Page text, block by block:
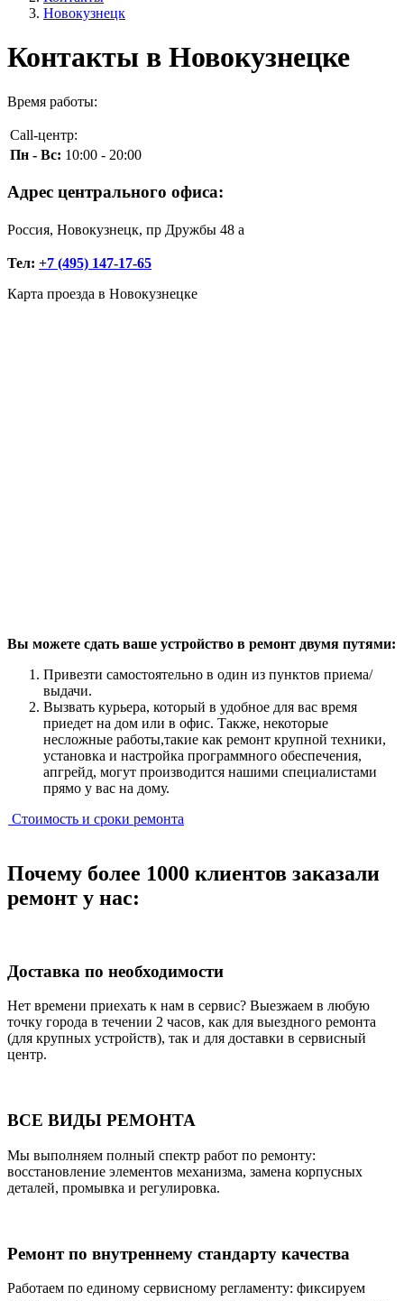
Новокузнецк
Контакты в Новокузнецке
Время работы:
Call-центр:
Пн - Вс: 10:00 - 20:00
Адрес центрального офиса:
Россия, Новокузнецк, пр Дружбы 48 а
Тел: +7 (495) 147-17-65
Карта проезда в Новокузнецке
Вы можете сдать ваше устройство в ремонт двумя путями:
Привезти самостоятельно в один из пунктов приема/
выдачи.
Вызвать курьера, который в удобное для вас время
приедет на дом или в офис. Также, некоторые
несложные работы,такие как ремонт крупной техники,
установка и настройка программного обеспечения,
апгрейд, могут производится нашими специалистами
прямо у вас на дому.
Стоимость и сроки ремонта
Почему более 1000 клиентов заказали
ремонт у нас:
Доставка по необходимости
Нет времени приехать к нам в сервис? Выезжаем в любую
точку города в течении 2 часов, как для выездного ремонта
(для крупных устройств), так и для доставки в сервисный
центр.
ВСЕ ВИДЫ РЕМОНТА
Мы выполняем полный спектр работ по ремонту:
восстановление элементов механизма, замена корпусных
деталей, промывка и регулировка.
Ремонт по внутреннему стандарту качества
Работаем по единому сервисному регламенту: фиксируем